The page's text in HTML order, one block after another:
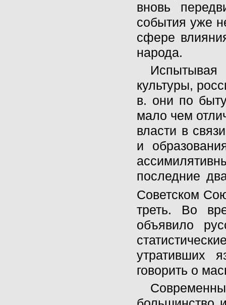
вновь
события уже
сфере
народа.
культуры,
в. они по
мало чем
власти в
и
последние
Советском
треть. Во
объявило
утративших
говорить о